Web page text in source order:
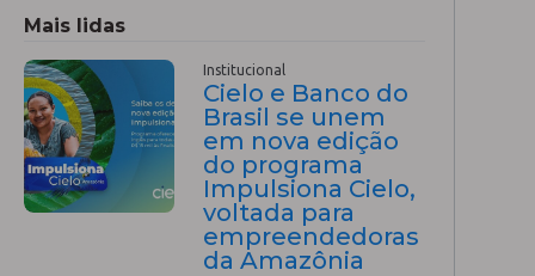
Mais lidas
Institucional
Cielo e Banco do
Brasil se unem
em nova edição
do programa
Impulsiona Cielo,
voltada para
empreendedoras
da Amazônia